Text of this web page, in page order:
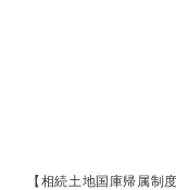
【相続土地国庫帰属